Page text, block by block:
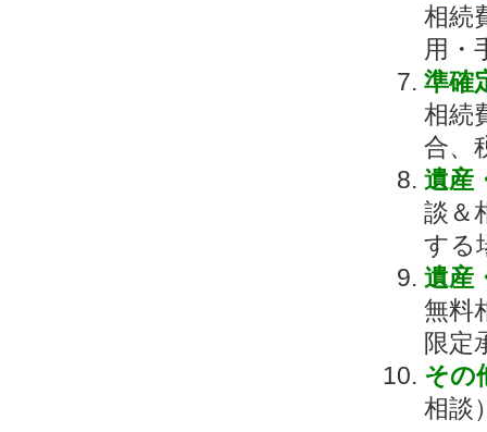
相続
用・
準確
相続
合、
遺産
談＆
する
遺産
無料
限定
その
相談